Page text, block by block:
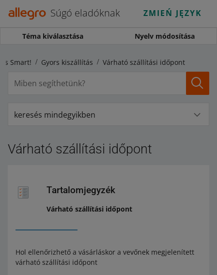
Súgó eladóknak ZMIEŃ JĘZYK
Téma kiválasztása Nyelv módosítása
Smart! Gyors kiszállítás Várható szállítási időpont
keresés mindegyikben
Várható szállítási időpont
Tartalomjegyzék
Várható szállítási időpont
Hol ellenőrizhető a vásárláskor a vevőnek megjelenített
várható szállítási időpont